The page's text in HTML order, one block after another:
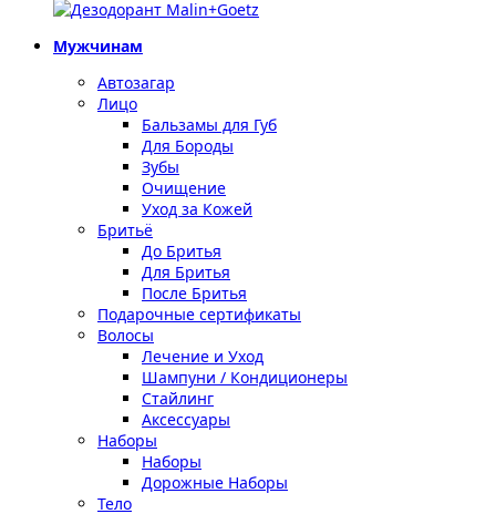
Мужчинам
Автозагар
Лицо
Бальзамы для Губ
Для Бороды
Зубы
Очищение
Уход за Кожей
Бритьё
До Бритья
Для Бритья
После Бритья
Подарочные сертификаты
Волосы
Лечение и Уход
Шампуни / Кондиционеры
Стайлинг
Аксессуары
Наборы
Наборы
Дорожные Наборы
Тело